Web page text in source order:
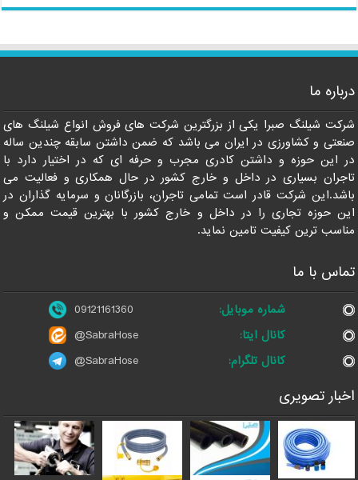
درباره ما
شرکت شیلنگ صبرا یکی از بزرگترین شرکت های فروش انواع شیلنگ های
صنعتی و کشاورزی در ایران می باشد که ضمن داشتن سابقه چندین ساله
در این حوزه و داشتن کادری مجرب و حرفه ای که در اختیار دارد با
تاجران بسیاری در داخل و خارج کشور در حال همکاری و فعالیت می
باشد.این شرکت قادر است تمامی تاجران، بازرگانان و سرمایه گذاران در
این حوزه تجاری را در داخل و خارج کشور با بهترین قیمت ممکن و
مناسب ترین کیفیت تامین نماید.
تماس با ما
شماره موبایل:
09121161360
کانال ایتا:
@SabraHose
کانال تلگرام:
@SabraHose
اخبار تصویری
09121161360